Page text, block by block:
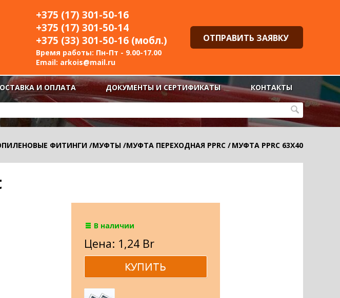
+375 (17) 301-50-16
+375 (17) 301-50-14
+375 (33) 301-50-16 (мобл.)
Время работы: Пн-Пт - 9.00-17.00
Email: arkois@mail.ru
ОТПРАВИТЬ ЗАЯВКУ
И ОПЛАТА ДОКУМЕНТЫ И СЕРТИФИКАТЫ КОНТАКТЫ
ФИТИНГИ /МУФТЫ /МУФТА ПЕРЕХОДНАЯ PPRC /МУФТА PPRC 63Х40
В наличии
Цена: 1,24 Br